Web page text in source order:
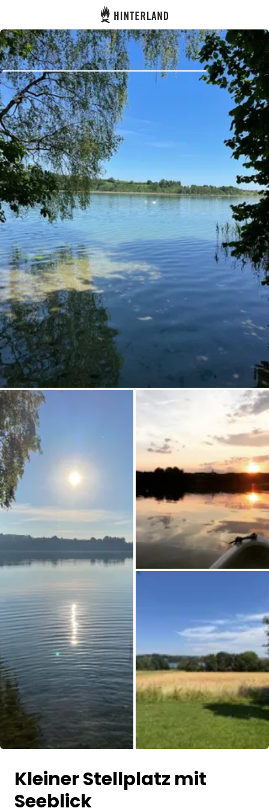
Hinterland
Anmelden
Registrieren
Gastgeber werden
Zelt- & Stellplätze
Unterkünfte
Routen
Frag Howdy
Fotoinspiration
Tipps & Inspiration
Stories
Gutscheine
Über uns
Shop
Select language
Kleiner Stellplatz mit
Seeblick